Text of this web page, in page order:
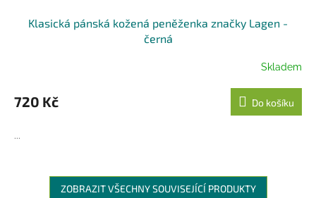
Klasická pánská kožená peněženka značky Lagen -
černá
Skladem
720 Kč Do košíku
...
ZOBRAZIT VŠECHNY SOUVISEJÍCÍ PRODUKTY